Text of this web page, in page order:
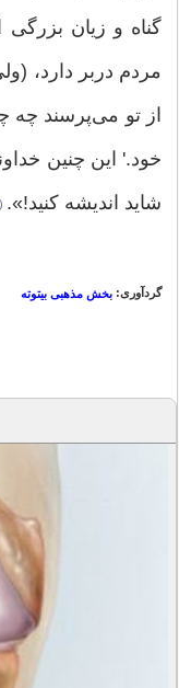
گناه و زیان
مردم دربر دارد،
از تو می‌پرسند چه
خود.' این چنین
شاید اندیشه کنید!».
گردآوری: بخش مذهبی بیتوته